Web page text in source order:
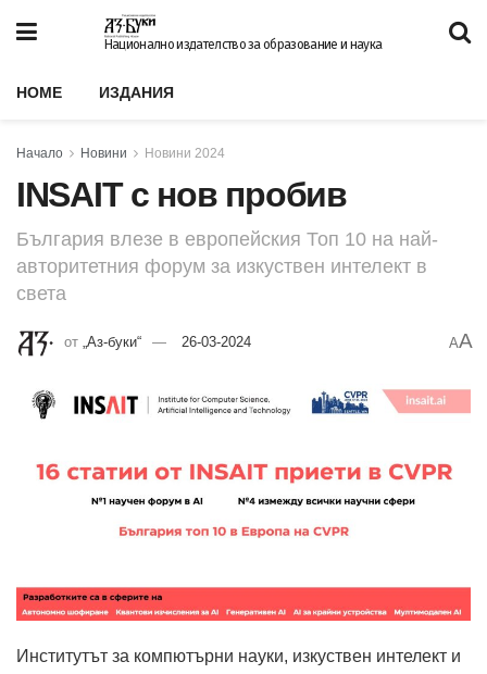
Национално издателство за образование и наука
HOME ИЗДАНИЯ
Начало Новини Новини 2024
INSAIT с нов пробив
България влезе в европейския Топ 10 на най-
авторитетния форум за изкуствен интелект в
света
от „Аз-буки“ 26-03-2024 AA
Институтът за компютърни науки, изкуствен интелект и